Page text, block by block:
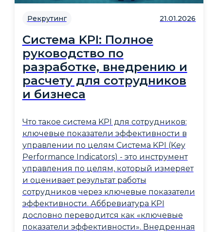
Рекрутинг 21.01.2026
Система KPI: Полное
руководство по
разработке, внедрению и
расчету для сотрудников
и бизнеса
Что такое система KPI для сотрудников:
ключевые показатели эффективности в
управлении по целям Система KPI (Key
Performance Indicators) - это инструмент
управления по целям, который измеряет
и оценивает результат работы
сотрудников через ключевые показатели
эффективности. Аббревиатура KPI
дословно переводится как «ключевые
показатели эффективности». Внедренная